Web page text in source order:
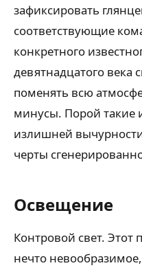
зафиксировать
соответствующие
конкретного
девятнадцатого века
поменять всю
минусы. Порой такие
излишней
черты
Освещение
Контровой свет. Этот
нечто